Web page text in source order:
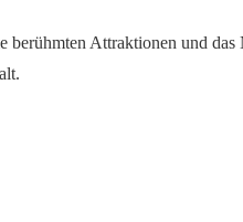
Attraktionen und